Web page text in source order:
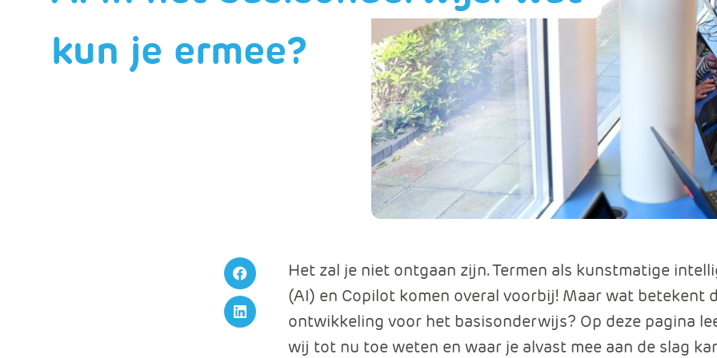
Data en analyse
Beheren van de Microsoft Cloud
Digitaal ondertekenen
Werkprocessen automatiseren
kun je ermee?
Facebook
LinkedIn
Het zal je niet ontgaan zijn. Termen als kunstmatige
(AI) en Copilot komen overal voorbij! Maar wat betekent
ontwikkeling voor het basisonderwijs? Op deze pagina
wij tot nu toe weten en waar je alvast mee aan de slag